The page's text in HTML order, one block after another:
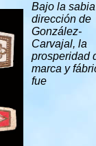
Bajo la sabia
dirección de
González-
Carvajal, la
prosperidad
marca y
fue